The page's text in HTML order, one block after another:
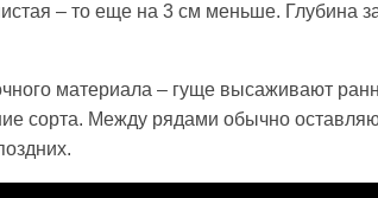
– то еще на 3 см меньше. Глубина
материала – гуще высаживают
сорта. Между рядами обычно